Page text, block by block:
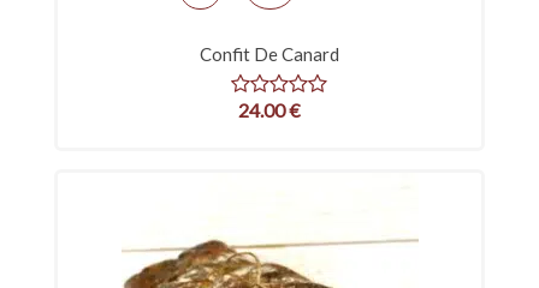
Confit De Canard
24.00€